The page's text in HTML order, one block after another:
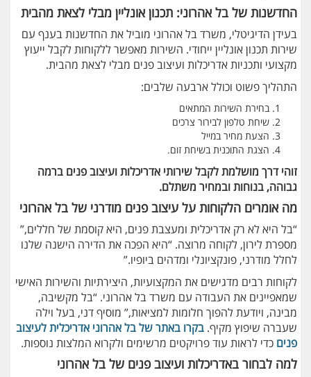
החדשנות של בל אהרוני: תכנון אונליין מבלי לצאת מהבית
בעידן הדיגיטלי, משרד בל אהרוני מוביל את החדשנות בענף עם
שירות תכנון אונליין ייחודי. השירות מאפשר ללקוחות לקבל ייעוץ
מקצועי ותכניות אדריכלות ועיצוב פנים מבלי לצאת מהבית.
התהליך פשוט וכולל ארבעה שלבים:
בחירת השירות המתאים
שיחת טלפון לבירור צרכים
הצעת מחיר במייל
הצגת התוכנית בשיחת זום.
זוהי דרך מושלמת לקבל שירותי אדריכלות ועיצוב פנים ברמה
גבוהה, בנוחות ובמחיר משתלם.
מה אומרים הלקוחות על עיצוב פנים מודרני של בל אהרוני
“בל היא לא רק אדריכלית ומעצבת פנים, היא קוסמת של חללים,”
מספרת לירון, לקוחה מרוצה. “היא הפכה את הדירה הישנה שלנו
לחלל מודרני, פונקציונלי ומדהים ביופיו.”
לקוחות רבים מדגישים את המקצועיות, היצירתיות והשירות האישי
שמאפיינים את העבודה עם משרד בל אהרוני. “בל מקשיבה,
מבינה, ויודעת להפוך חלומות למציאות,” מוסיף דני, בעל וילה
שעברה שיפוץ מקיף. בקרו באתר של בל אהרוני אדריכלית לעיצוב
פנים כדי לראות עוד פרויקטים מרשימים ולקרוא המלצות נוספות.
למה לבחור באדריכלות ועיצוב פנים של בל אהרוני